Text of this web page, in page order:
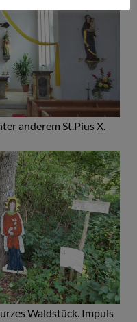
anderem St.Pius X.
Waldstück. Impuls